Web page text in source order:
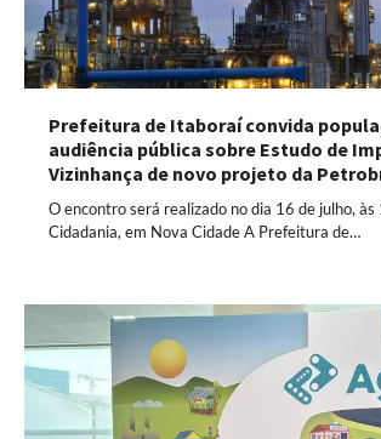
Prefeitura de Itaboraí convida
audiência pública sobre Estudo de
Vizinhança de novo projeto da
O encontro será realizado no dia 16 de julho, às
Cidadania, em Nova Cidade A Prefeitura de…